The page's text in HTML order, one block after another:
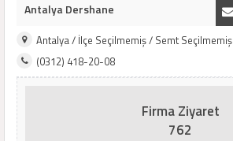
Antalya Dershane
Antalya / İlçe Seçilmemiş / Semt Seçilmemiş
(0312) 418-20-08
Firma Ziyaret
762